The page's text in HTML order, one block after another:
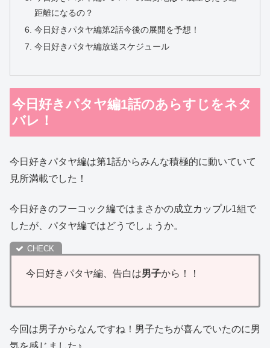
距離になるの？
今日好きパタヤ編第2話今後の展開を予想！
今日好きパタヤ編放送スケジュール
今日好きパタヤ編1話のあらすじをネタ
バレ！
今日好きパタヤ編は第1話からみんな積極的に動いていて
見所満載でした！
今日好きのフーコック編ではまさかの成立カップル1組で
したが、パタヤ編ではどうでしょうか。
今日好きパタヤ編、告白は男子から！！
今回は男子からなんですね！男子たちが喜んでいたのに男
気を感じました♪